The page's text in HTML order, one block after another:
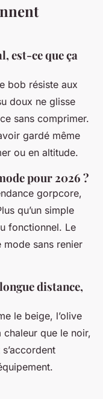
est-ce que ça
bob résiste aux
doux ne glisse
sans comprimer.
gardé même
ou en altitude.
pour 2026 ?
gorpcore,
qu’un simple
fonctionnel. Le
sans renier
distance,
le beige, l’olive
que le noir,